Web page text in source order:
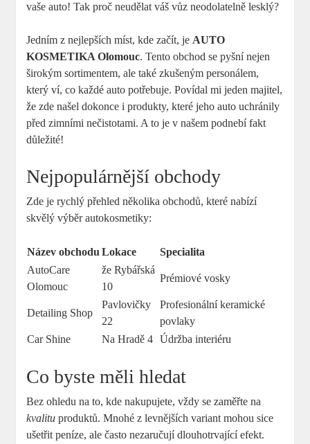
vaše auto! Tak proč neudělat váš vůz neodolatelně lesklý?
Jedním z nejlepších míst, kde začít, je AUTO
KOSMETIKA Olomouc. Tento obchod se pyšní nejen
širokým sortimentem, ale také zkušeným personálem,
který ví, co každé auto potřebuje. Povídal mi jeden majitel,
že zde našel dokonce i produkty, které jeho auto uchránily
před zimními nečistotami. A to je v našem podnebí fakt
důležité!
Nejpopulárnější obchody
Zde je rychlý přehled několika obchodů, které nabízí
skvělý výběr autokosmetiky:
Název obchodu Lokace
Specialita
AutoCare
Olomouc
že Rybářská
10
Prémiové vosky
Detailing Shop
Pavlovičky
22
Profesionální keramické
povlaky
Car Shine
Na Hradě 4 Údržba interiéru
Co byste měli hledat
Bez ohledu na to, kde nakupujete, vždy se zaměřte na
kvalitu produktů. Mnohé z levnějších variant mohou sice
ušetřit peníze, ale často nezaručují dlouhotrvající efekt.